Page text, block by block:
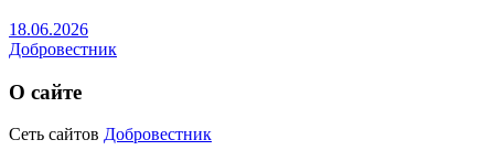
18.06.2026
Добровестник
О сайте
Сеть сайтов Добровестник